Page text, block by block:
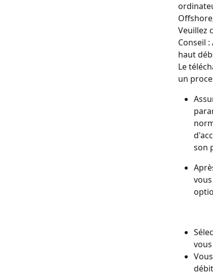
Veuillez
Conseil
haut
Le
un
son